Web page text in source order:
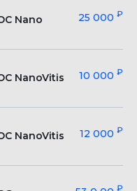
Nano
25 000 ₽
NanoVitis
10 000 ₽
NanoVitis
12 000 ₽
₽